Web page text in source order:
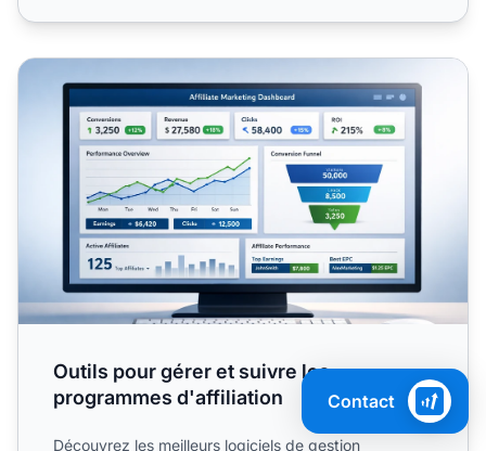
Outils pour gérer et suivre les programmes d'affiliation
Outils pour gérer et suivre les
programmes d'affiliation
Découvrez les meilleurs logiciels de gestion
Contact